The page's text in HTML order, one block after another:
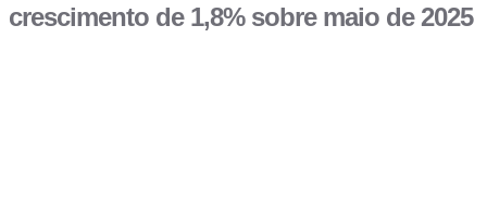
crescimento de 1,8% sobre maio de 2025